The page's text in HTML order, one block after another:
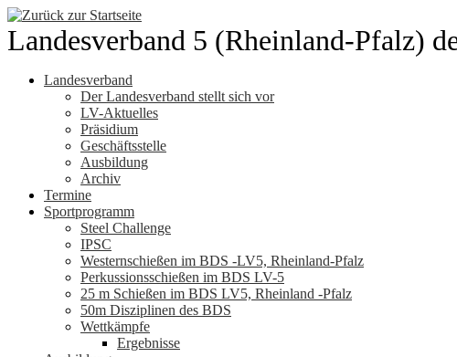
Zum
Inhalt
springen
Landesverband 5 (Rheinland-Pfalz)
Landesverband
Der Landesverband stellt sich vor
LV-Aktuelles
Präsidium
Geschäftsstelle
Ausbildung
Archiv
Termine
Sportprogramm
Steel Challenge
IPSC
Westernschießen im BDS -LV5, Rheinland-Pfalz
Perkussionsschießen im BDS LV-5
25 m Schießen im BDS LV5, Rheinland -Pfalz
50m Disziplinen des BDS
Wettkämpfe
Ergebnisse